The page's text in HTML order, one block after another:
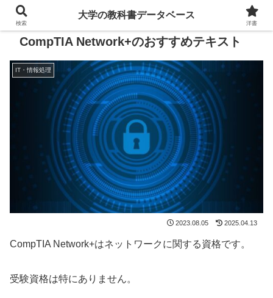
CompTIA Network+のおすすめテキスト
IT・情報処理
2023.08.05 2025.04.13
CompTIA Network+はネットワークに関する資格です。
受験資格は特にありません。
検索
大学の教科書データベース
洋書